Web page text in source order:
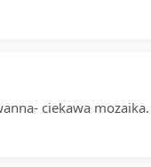
ciekawa